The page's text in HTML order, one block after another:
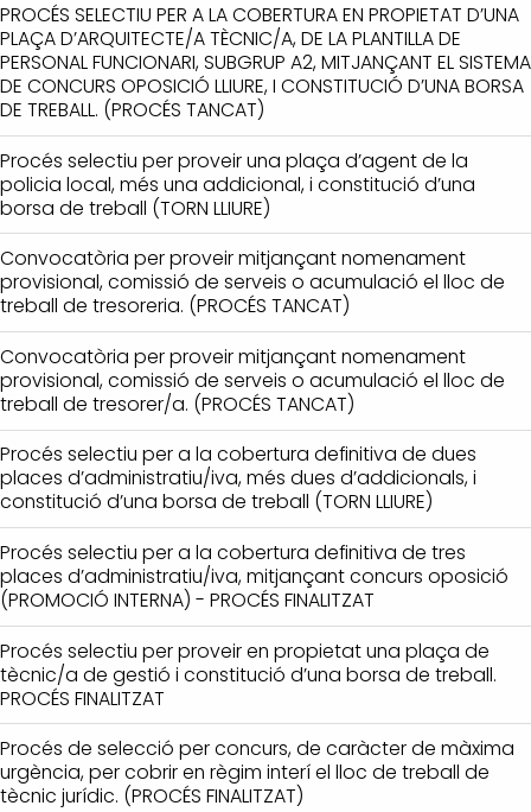
PROCÉS SELECTIU PER A LA COBERTURA EN PROPIETAT D’UNA
PLAÇA D’ARQUITECTE/A TÈCNIC/A, DE LA PLANTILLA DE
PERSONAL FUNCIONARI, SUBGRUP A2, MITJANÇANT EL SISTEMA
DE CONCURS OPOSICIÓ LLIURE, I CONSTITUCIÓ D’UNA BORSA
DE TREBALL. (PROCÉS TANCAT)
Procés selectiu per proveir una plaça d’agent de la
policia local, més una addicional, i constitució d’una
borsa de treball (TORN LLIURE)
Convocatòria per proveir mitjançant nomenament
provisional, comissió de serveis o acumulació el lloc de
treball de tresoreria. (PROCÉS TANCAT)
Convocatòria per proveir mitjançant nomenament
provisional, comissió de serveis o acumulació el lloc de
treball de tresorer/a. (PROCÉS TANCAT)
Procés selectiu per a la cobertura definitiva de dues
places d’administratiu/iva, més dues d’addicionals, i
constitució d’una borsa de treball (TORN LLIURE)
Procés selectiu per a la cobertura definitiva de tres
places d’administratiu/iva, mitjançant concurs oposició
(PROMOCIÓ INTERNA) - PROCÉS FINALITZAT
Procés selectiu per proveir en propietat una plaça de
tècnic/a de gestió i constitució d’una borsa de treball.
PROCÉS FINALITZAT
Procés de selecció per concurs, de caràcter de màxima
urgència, per cobrir en règim interí el lloc de treball de
tècnic jurídic. (PROCÉS FINALITZAT)